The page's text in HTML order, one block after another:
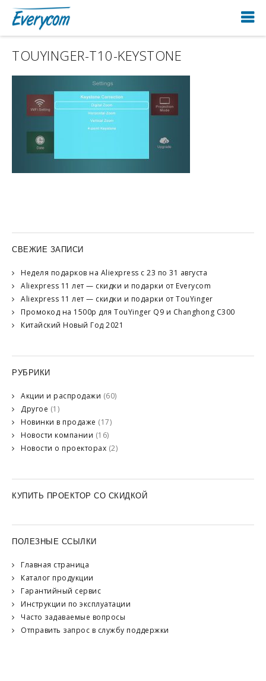
TOUYINGER-T10-KEYSTONE
СВЕЖИЕ ЗАПИСИ
Неделя подарков на Aliexpress с 23 по 31 августа
Aliexpress 11 лет — скидки и подарки от Everycom
Aliexpress 11 лет — скидки и подарки от TouYinger
Промокод на 1500р для TouYinger Q9 и Changhong C300
Китайский Новый Год 2021
РУБРИКИ
Акции и распродажи (60)
Другое (1)
Новинки в продаже (17)
Новости компании (16)
Новости о проекторах (2)
КУПИТЬ ПРОЕКТОР СО СКИДКОЙ
ПОЛЕЗНЫЕ ССЫЛКИ
Главная страница
Каталог продукции
Гарантийный сервис
Инструкции по эксплуатации
Часто задаваемые вопросы
Отправить запрос в службу поддержки